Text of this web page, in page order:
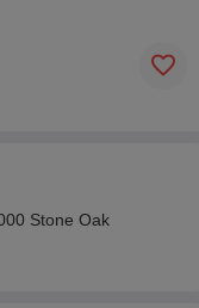
Stone Oak